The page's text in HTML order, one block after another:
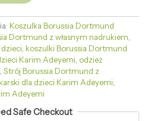
Koszulka Borussia Dortmund
Dortmund z własnym nadrukiem,
, koszulki Borussia Dortmund
Karim Adeyemi, odzież
, Strój Borussia Dortmund z
dla dzieci Karim Adeyemi,
Adeyemi
Safe Checkout